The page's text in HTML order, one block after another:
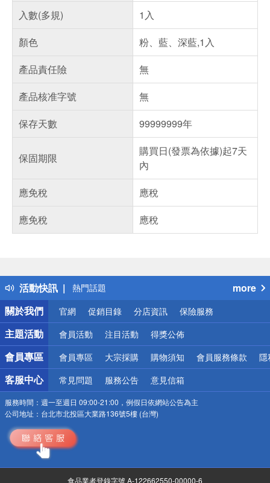
入數(多規)
1入
顏色
粉、藍、深藍,1入
產品責任險
無
產品核准字號
無
保存天數
99999999年
保固期限
購買日(發票為依據)起7天
內
應免稅
應稅
應免稅
應稅
活動快訊
得獎公告
熱門話題
銀行優惠
偏遠地區配送
詐騙網頁！請小心！
more
關於我們
官網 促銷目錄 分店資訊 保險服務
主題活動 會員活動 注目活動 得獎公佈
會員專區 會員專區 大宗採購 購物須知 會員服務條款 隱
客服中心 常見問題 服務公告 意見信箱
服務時間： 週一至週日 09:00-21:00，例假日依網站公告為主
公司地址： 台北市北投區大業路136號5樓 (台灣)
食品業者登錄字號 A-122662550-00000-6